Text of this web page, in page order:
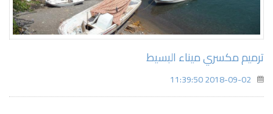
ترميم مكسري ميناء البسيط
2018-09-02 11:39:50